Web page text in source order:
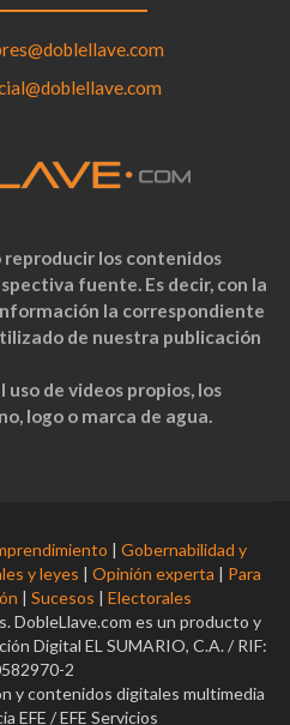
los contenidos
fuente. Es decir, con la
la correspondiente
de nuestra publicación
de videos propios, los
logo o marca de agua.
| Gobernabilidad y
y leyes | Opinión experta | Para
| Sucesos | Electorales
DobleLlave.com es un producto y
Digital EL SUMARIO, C.A. / RIF:
2
y contenidos digitales multimedia
EFE / EFE Servicios